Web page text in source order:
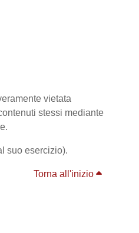
vietata
stessi mediante
suo esercizio).
Torna all'inizio